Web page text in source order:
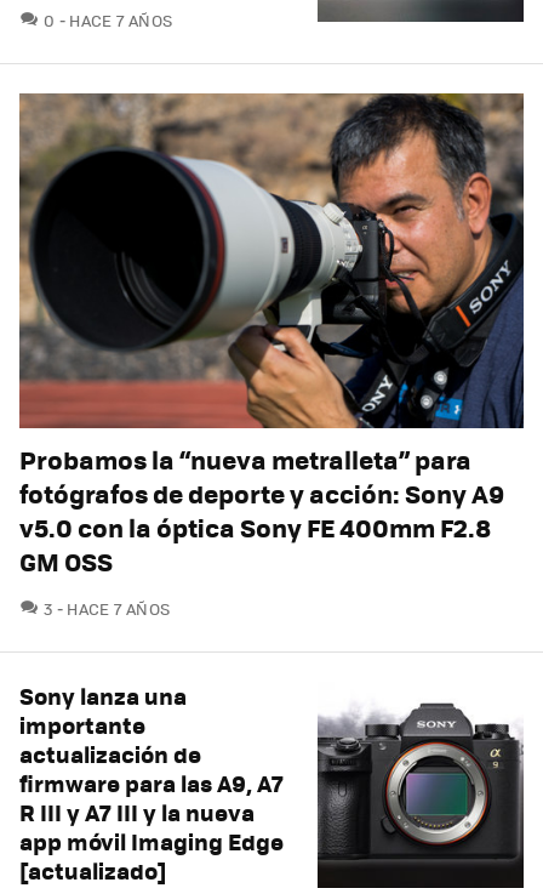
0 COMENTARIOS
HACE 7 AÑOS
Probamos la “nueva metralleta” para
fotógrafos de deporte y acción: Sony A9
v5.0 con la óptica Sony FE 400mm F2.8
GM OSS
3 COMENTARIOS
HACE 7 AÑOS
Sony lanza una
importante
actualización de
firmware para las A9, A7
R III y A7 III y la nueva
app móvil Imaging Edge
[actualizado]